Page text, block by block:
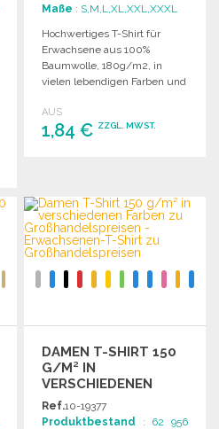
Maße : S,M,L,XL,XXL,XXXL
Hochwertiges T-Shirt für
Erwachsene aus 100%
Baumwolle, 180g/m2, in
vielen lebendigen Farben und
erhältlich.
AUS
1,84 € ZZGL. MWST.
Angebot anfordern
DAMEN T-SHIRT 150
G/M² IN
VERSCHIEDENEN
FARBEN
Ref.10-19377
Produktbestand : 62 956